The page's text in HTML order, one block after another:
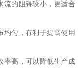
流的阻碍较小，更适合
均匀，有利于提高使用
率高，可以降低生产成